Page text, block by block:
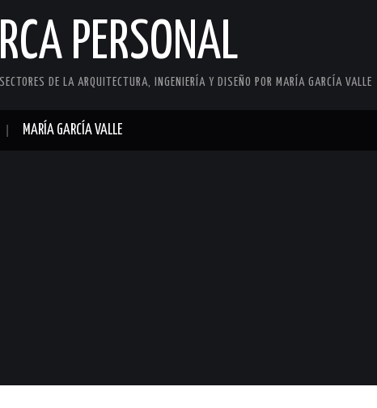
PERSONAL
DE LA ARQUITECTURA, INGENIERÍA Y DISEÑO POR MARÍA GARCÍA VALLE
MARÍA GARCÍA VALLE